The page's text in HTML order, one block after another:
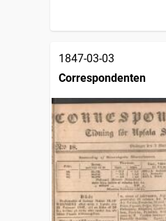
1847-03-03
Correspondenten